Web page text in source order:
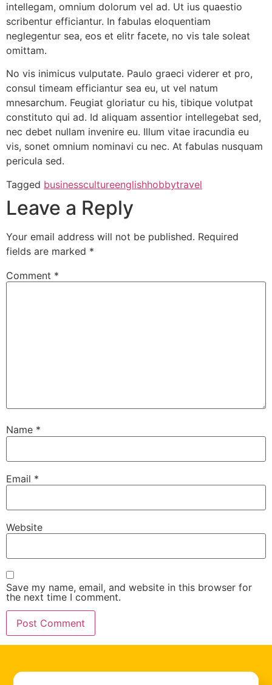
intellegam, omnium dolorum vel ad. Ut ius quaestio
scribentur efficiantur. In fabulas eloquentiam
neglegentur sea, eos et elitr facete, no vis tale soleat
omittam.
No vis inimicus vulputate. Paulo graeci viderer et pro,
consul timeam efficiantur sea eu, ut vel natum
mnesarchum. Feugiat gloriatur cu his, tibique volutpat
constituto qui ad. Id aliquam assentior intellegebat sed,
nec debet nullam invenire eu. Illum vitae iracundia eu
vis, sonet omnium nominavi cu nec. At fabulas nusquam
pericula sed.
Tagged businesscultureenglishhobbytravel
Leave a Reply
Your email address will not be published. Required
fields are marked *
Comment *
Name *
Email *
Website
Save my name, email, and website in this browser for
the next time I comment.